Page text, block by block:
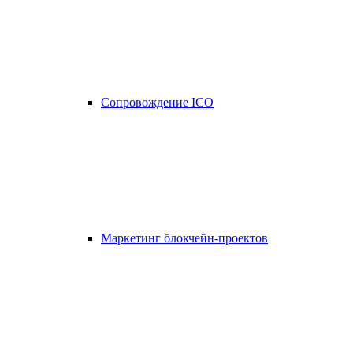
Сопровождение ICO
Маркетинг блокчейн-проектов